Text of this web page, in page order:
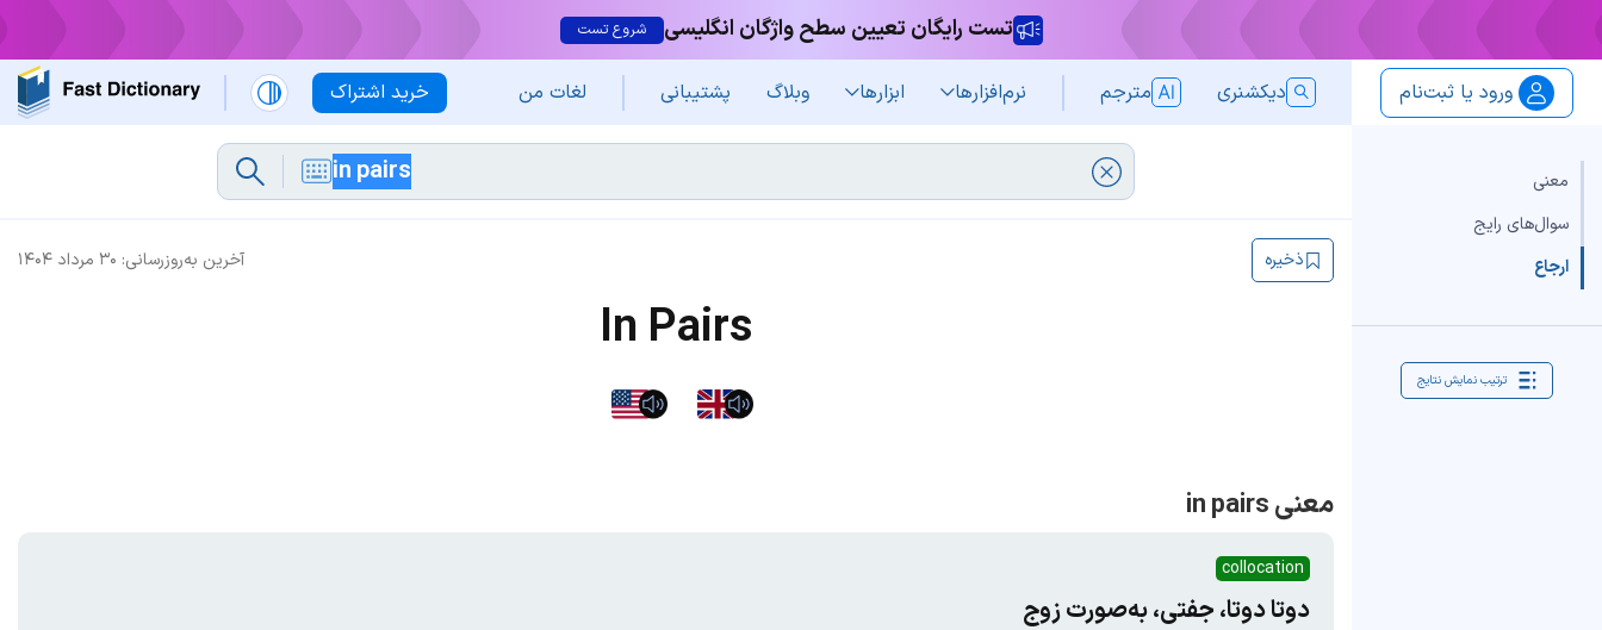
تست رایگان تعیین سطح واژگان انگلیسی شروع تست
خرید اشتراک ورود یا ثبت‌نام دیکشنری مترجم نرم‌افزار‌ها ابزارها وبلاگ پشتیبانی لغات من
معنی
سوال‌های رایج
ارجاع
ترتیب نمایش نتایج
آخرین به‌روزرسانی: ۳۰ مرداد ۱۴۰۴ ذخیره
In Pairs
معنی in pairs
collocation
دوتا دوتا، جفتی، به‌صورت زوج